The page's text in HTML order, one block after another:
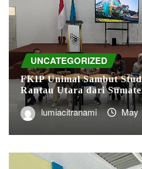
UNCATEGORIZED
FKIP Unimal Sambut
Rantau Utara dari
lumiacitranami May